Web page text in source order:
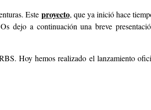
Este proyecto, que ya inició hace
Os dejo a continuación una breve
Hoy hemos realizado el lanzamiento